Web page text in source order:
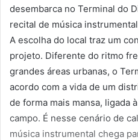
desembarca no Terminal do
recital de música
A escolha do local traz um
projeto. Diferente do ritmo
grandes áreas urbanas, o
acordo com a vida de um
de forma mais mansa, ligada
campo. É nesse cenário de
música instrumental chega